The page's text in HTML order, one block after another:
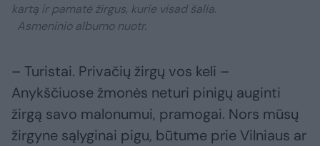
kartą ir pamatė žirgus, kurie visad šalia.
Asmeninio albumo nuotr.
– Turistai. Privačių žirgų vos keli –
Anykščiuose žmonės neturi pinigų auginti
žirgą savo malonumui, pramogai. Nors mūsų
žirgyne sąlyginai pigu, būtume prie Vilniaus ar